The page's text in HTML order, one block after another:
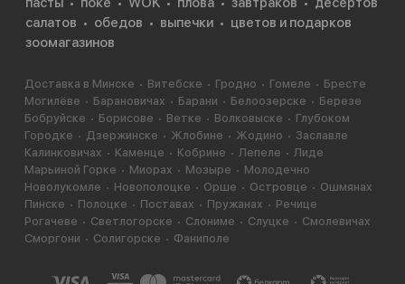
салатов
обедов выпечки
цветов и подарков
зоомагазинов
Доставка в Минске Витебске Гродно Гомеле
Бресте
Могилёве
Барановичах Барани Белоозерске
Березе
Бобруйске
Борисове Ветке Волковыске
Глубоком
Городке
Дзержинске Жлобине Жодино
Заславле
Калинковичах
Каменце Кобрине Лепеле
Лиде
Марьиной Горке
Миорах Мозыре
Молодечно
Новолукомле
Новополоцке Орше Островце
Ошмянах
Пинске
Полоцке Поставах Пружанах
Речице
Рогачеве
Светлогорске Слониме Слуцке
Смолевичах
Сморгони
Солигорске Фаниполе